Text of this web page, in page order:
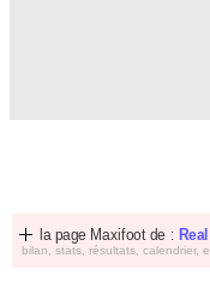
la page Maxifoot de :
bilan, stats, résultats, calendrier,